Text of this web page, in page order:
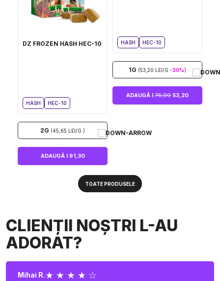
DZ FROZEN HASH HEC-10
HASH HEC-10
2G (45,65 LEI/G )
ADAUGĂ I 91,30
HASH HEC-10
1G (53,20 LEI/G -30%)
ADAUGĂ I 76,00 53,20
TOATE PRODUSELE
CLIENȚII NOȘTRI L-AU
ADORAT?
Mihai R.★ ★ ★ ★ ☆